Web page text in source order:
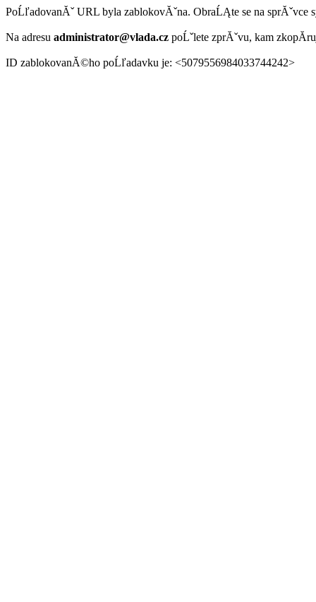
PoĹľadovanĂˇ URL byla zablokovĂˇna. ObraĹĄte se na sprĂˇvce
Na adresu administrator@vlada.cz poĹˇlete zprĂˇvu, kam
ID zablokovanĂ©ho poĹľadavku je: <5079556984033744242>